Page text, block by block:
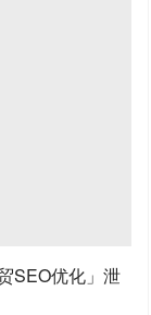
SEO优化」泄